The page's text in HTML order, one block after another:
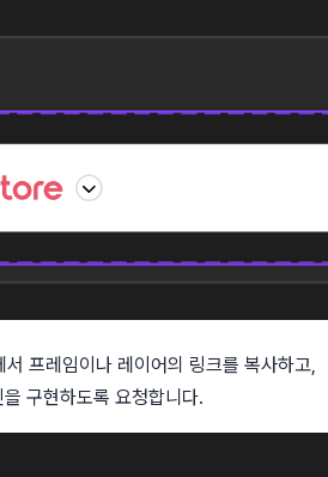
서 프레임이나 레이어의 링크를 복사하고,
구현하도록 요청합니다.